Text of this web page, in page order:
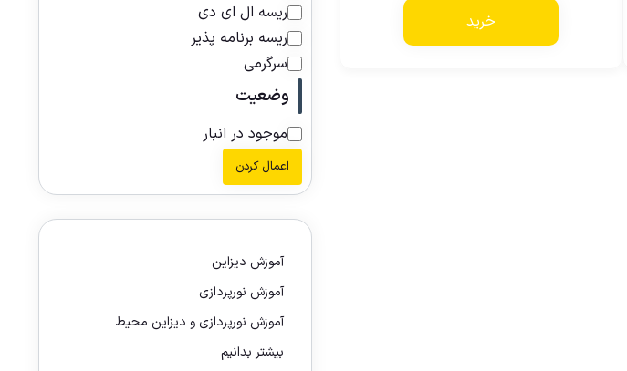
خرید
ریسه ال ای دی
ریسه برنامه پذیر
سرگرمی
وضعیت
موجود در انبار
اعمال کردن
آموزش دیزاین
آموزش نورپردازی
آموزش نورپردازی و دیزاین محیط
بیشتر بدانیم